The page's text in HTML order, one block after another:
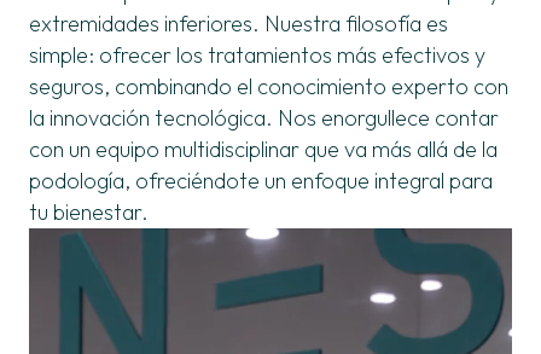
extremidades inferiores. Nuestra filosofía es
simple: ofrecer los tratamientos más efectivos y
seguros, combinando el conocimiento experto con
la innovación tecnológica. Nos enorgullece contar
con un equipo multidisciplinar que va más allá de la
podología, ofreciéndote un enfoque integral para
tu bienestar.